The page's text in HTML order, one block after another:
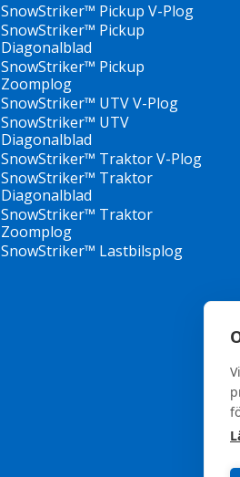
SnowStriker™ Pickup V-Plog
SnowStriker™ Pickup
Diagonalblad
SnowStriker™ Pickup
Zoomplog
SnowStriker™ UTV V-Plog
SnowStriker™ UTV
Diagonalblad
SnowStriker™ Traktor V-Plog
SnowStriker™ Traktor
Diagonalblad
SnowStriker™ Traktor
Zoomplog
SnowStriker™ Lastbilsplog